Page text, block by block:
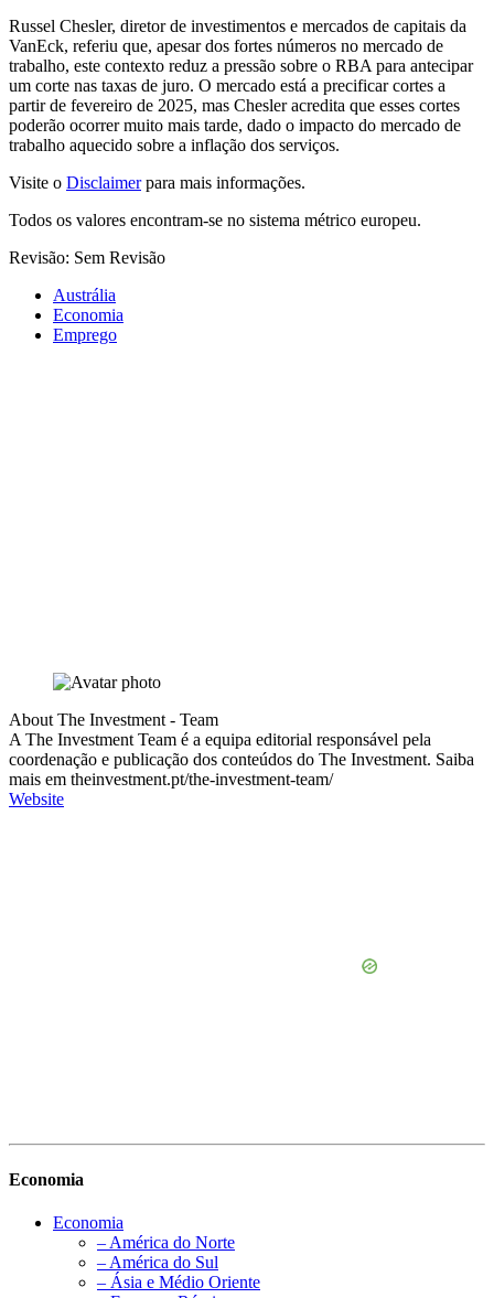
Russel Chesler, diretor de investimentos e mercados de capitais da
VanEck, referiu que, apesar dos fortes números no mercado de
trabalho, este contexto reduz a pressão sobre o RBA para antecipar
um corte nas taxas de juro. O mercado está a precificar cortes a
partir de fevereiro de 2025, mas Chesler acredita que esses cortes
poderão ocorrer muito mais tarde, dado o impacto do mercado de
trabalho aquecido sobre a inflação dos serviços.
Visite o Disclaimerpara mais informações.
Todos os valores encontram-se no sistema métrico europeu.
Revisão: Sem Revisão
Austrália
Economia
Emprego
About The Investment - Team
A The Investment Team é a equipa editorial responsável pela
coordenação e publicação dos conteúdos do The Investment. Saiba
mais em theinvestment.pt/the-investment-team/
Website
Economia
Economia
– América do Norte
– América do Sul
– Ásia e Médio Oriente